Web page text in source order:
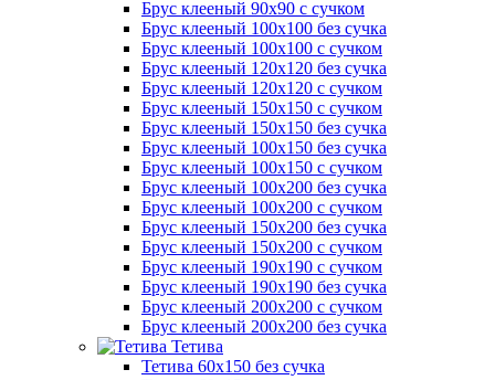
Брус клееный 90х90 с сучком
Брус клееный 100х100 без сучка
Брус клееный 100х100 с сучком
Брус клееный 120х120 без сучка
Брус клееный 120х120 с сучком
Брус клееный 150х150 с сучком
Брус клееный 150х150 без сучка
Брус клееный 100х150 без сучка
Брус клееный 100х150 с сучком
Брус клееный 100х200 без сучка
Брус клееный 100х200 с сучком
Брус клееный 150х200 без сучка
Брус клееный 150х200 с сучком
Брус клееный 190х190 с сучком
Брус клееный 190х190 без сучка
Брус клееный 200х200 с сучком
Брус клееный 200х200 без сучка
Тетива
Тетива 60х150 без сучка